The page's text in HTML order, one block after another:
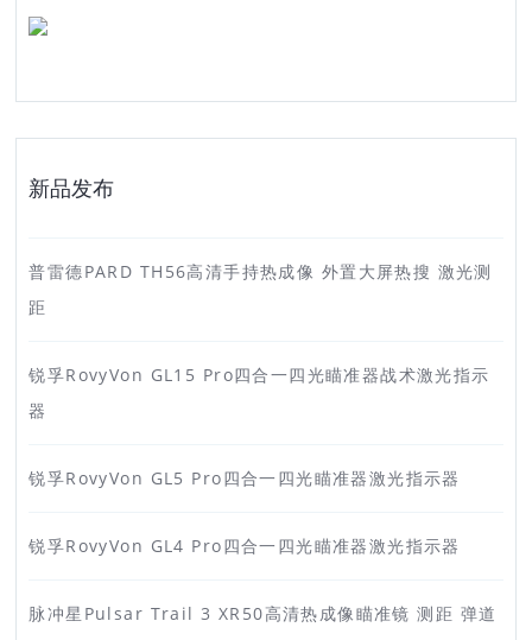
新品发布
普雷德PARD TH56高清手持热成像 外置大屏热搜 激光测
距
锐孚RovyVon GL15 Pro四合一四光瞄准器战术激光指示
器
锐孚RovyVon GL5 Pro四合一四光瞄准器激光指示器
锐孚RovyVon GL4 Pro四合一四光瞄准器激光指示器
脉冲星Pulsar Trail 3 XR50高清热成像瞄准镜 测距 弹道